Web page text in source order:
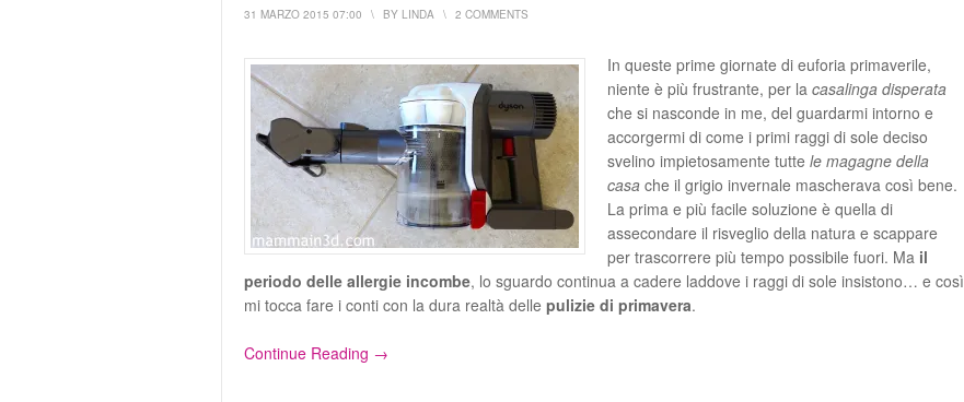
31 MARZO 2015 07:00 \ BY LINDA \ 2 COMMENTS
In queste prime giornate di euforia primaverile,
niente è più frustrante, per la casalinga disperata
che si nasconde in me, del guardarmi intorno e
accorgermi di come i primi raggi di sole deciso
svelino impietosamente tutte le magagne della
casa che il grigio invernale mascherava così bene.
La prima e più facile soluzione è quella di
assecondare il risveglio della natura e scappare
per trascorrere più tempo possibile fuori. Ma il
periodo delle allergie incombe, lo sguardo continua a cadere laddove i raggi di sole insistono… e così
mi tocca fare i conti con la dura realtà delle pulizie di primavera.
Continue Reading →